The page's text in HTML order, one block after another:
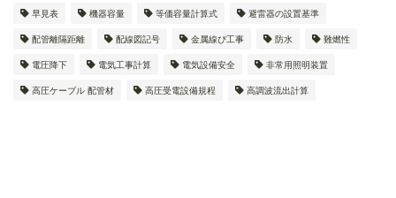
早見表 機器容量 等価容量計算式 避雷器の設置基準
配管離隔距離 配線図記号 金属線ぴ工事 防水 難燃性
電圧降下 電気工事計算 電気設備安全 非常用照明装置
高圧ケーブル 配管材 高圧受電設備規程 高調波流出計算